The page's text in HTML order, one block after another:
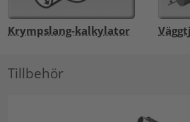
Krympslang-kalkylator
Tillbehör